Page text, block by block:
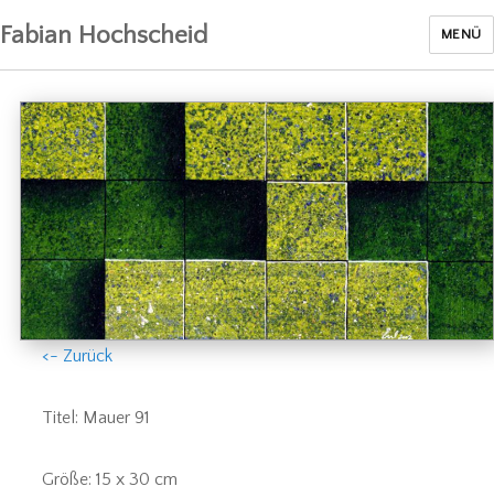
Fabian Hochscheid MENÜ
<- Zurück
Titel: Mauer 91
Größe: 15 x 30 cm